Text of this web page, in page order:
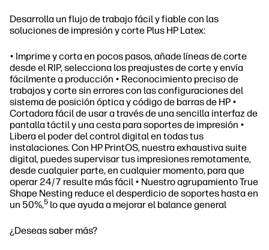
Desarrolla un flujo de trabajo fácil y fiable con las
soluciones de impresión y corte Plus HP Latex:
• Imprime y corta en pocos pasos, añade líneas de corte
desde el RIP, selecciona los preajustes de corte y envía
fácilmente a producción • Reconocimiento preciso de
trabajos y corte sin errores con las configuraciones del
sistema de posición óptica y código de barras de HP •
Cortadora fácil de usar a través de una sencilla interfaz de
pantalla táctil y una cesta para soportes de impresión •
Libera el poder del control digital en todas tus
instalaciones. Con HP PrintOS, nuestra exhaustiva suite
digital, puedes supervisar tus impresiones remotamente,
desde cualquier parte, en cualquier momento, para que
operar 24/7 resulte más fácil • Nuestro agrupamiento True
Shape Nesting reduce el desperdicio de soportes hasta en
un 50%,5 lo que ayuda a mejorar el balance general
¿Deseas saber más?